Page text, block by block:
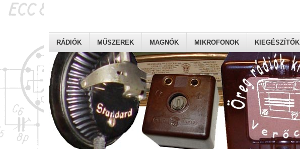
RÁDIÓK MŰSZEREK MAGNÓK MIKROFONOK KIEGÉSZÍTŐK